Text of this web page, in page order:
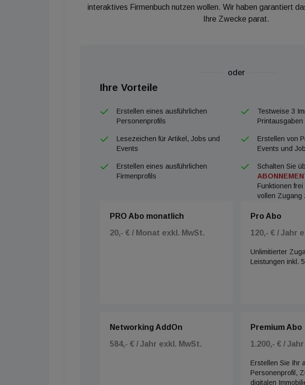
interaktives Firmenbuch nutzen wollen. Wir haben garantiert
Ihre Zwecke parat.
oder
Ihre Vorteile
Erstellen eines ausführlichen
Personenprofils
Testweise 3
Printausgaben
Lesezeichen für Artikel, Jobs und
Events
Erstellen von
Events und
Erstellen eines ausführlichen
Firmenprofils
Schalten Sie
Funktionen
vollen Zugang
PRO Abo monatlich
20,- € / Monat exkl. MwSt.
Pro Abo
120,- € / Jahr
Unlimitierter
Leistungen inkl.
Networking AddOn
584,- € / Jahr exkl. MwSt.
Premium Abo
1.200,- € /
Erstellen Sie Ihr
Personenprofil,
digitalen